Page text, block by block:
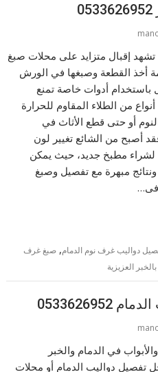
تشهد إقبال متزايد على محلات صبغ
أخذ القطعة وصبغها في الورش
باستخدام أدوات خاصة تمنع
من الطلاء المقاوم للحرارة
أو حتى قطع الأثاث في
أصبح من الشائع تغيير لون
لشراء مطبخ جديد، حيث يمكن
مبهرة مع تفصيل وصبغ
فى…
دواليب غرف نوم الدمام,صبغ غرف
العزيزية
في الدمام والخبر
دواليب الدمام أو محلات